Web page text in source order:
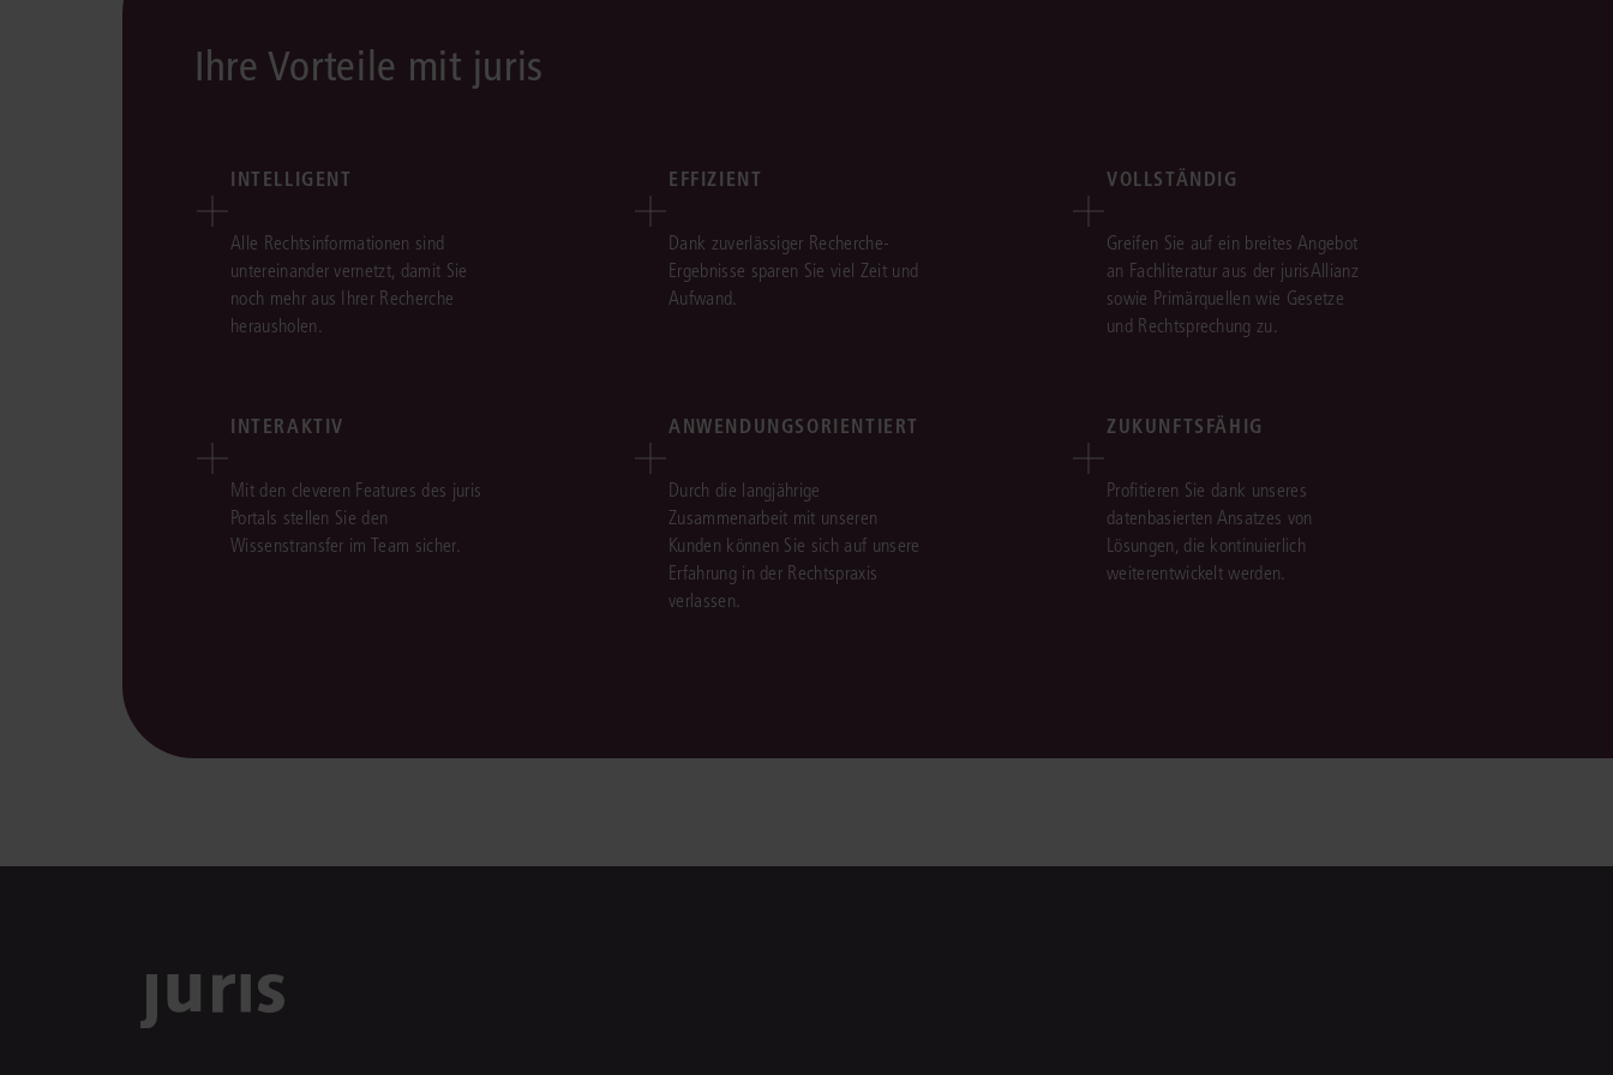
Ihre Vorteile mit juris
INTELLIGENT
Alle Rechtsinformationen sind
untereinander vernetzt, damit Sie
noch mehr aus Ihrer Recherche
herausholen.
EFFIZIENT
Dank zuverlässiger Recherche-
Ergebnisse sparen Sie viel Zeit und
Aufwand.
VOLLSTÄNDIG
Greifen Sie auf ein breites Angebot
an Fachliteratur aus der jurisAllianz
sowie Primärquellen wie Gesetze
und Rechtsprechung zu.
INTERAKTIV
Mit den cleveren Features des juris
Portals stellen Sie den
Wissenstransfer im Team sicher.
ANWENDUNGSORIENTIERT
Durch die langjährige
Zusammenarbeit mit unseren
Kunden können Sie sich auf unsere
Erfahrung in der Rechtspraxis
verlassen.
ZUKUNFTSFÄHIG
Profitieren Sie dank unseres
datenbasierten Ansatzes von
Lösungen, die kontinuierlich
weiterentwickelt werden.